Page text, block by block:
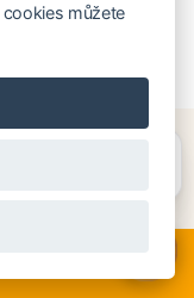
rady.
Blízkom východe
×
můžete
asistenta